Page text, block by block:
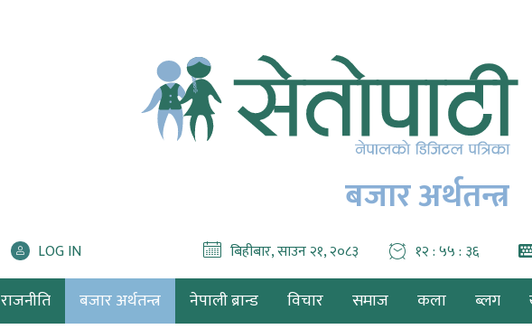
बजार अर्थतन्त्र
LOG IN बिहीबार, साउन २१, २०८३ १२ : ५५ : ३७
राजनीति बजार अर्थतन्त्र नेपाली ब्रान्ड विचार समाज कला ब्लग